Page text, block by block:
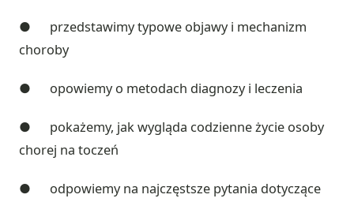
● przedstawimy typowe objawy i mechanizm
choroby
● opowiemy o metodach diagnozy i leczenia
● pokażemy, jak wygląda codzienne życie osoby
chorej na toczeń
● odpowiemy na najczęstsze pytania dotyczące